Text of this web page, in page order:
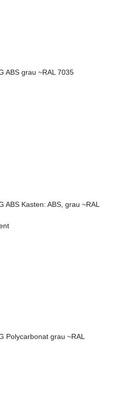
ABS grau ~RAL 7035
ABS Kasten: ABS, grau ~RAL
Polycarbonat grau ~RAL